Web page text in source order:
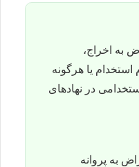
به اخراج،
استخدام یا هرگونه
در نهادهای
به پروانه